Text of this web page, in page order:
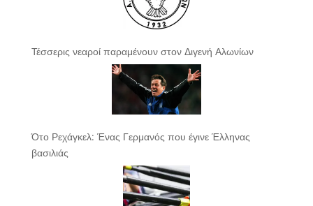
Τέσσερις νεαροί παραμένουν στον Διγενή Αλωνίων
Ότο Ρεχάγκελ: Ένας Γερμανός που έγινε Έλληνας
βασιλιάς